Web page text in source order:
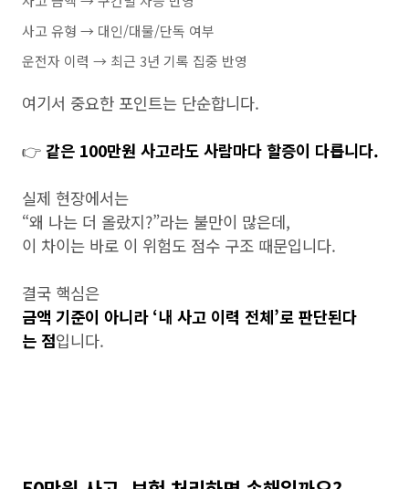
사고 유형 → 대인/대물/단독 여부
운전자 이력 → 최근 3년 기록 집중 반영
여기서 중요한 포인트는 단순합니다.
👉 같은 100만원 사고라도 사람마다 할증이 다릅니다.
실제 현장에서는
“왜 나는 더 올랐지?”라는 불만이 많은데,
이 차이는 바로 이 위험도 점수 구조 때문입니다.
결국 핵심은
금액 기준이 아니라 ‘내 사고 이력 전체’로 판단된다
는 점입니다.